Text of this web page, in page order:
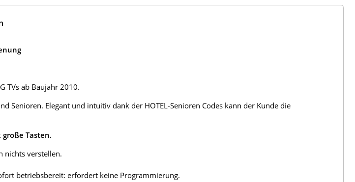
TVs ab Baujahr 2010.
Senioren. Elegant und intuitiv dank der HOTEL-Senioren Codes kann der Kunde die
Tasten.
nichts verstellen.
betriebsbereit: erfordert keine Programmierung.